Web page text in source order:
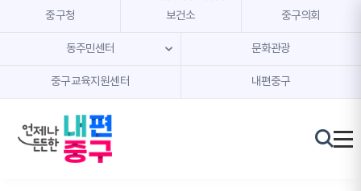
본문 내용 바로가기
주메뉴 바로가기
중구청 보건소 중구의회
동주민센터 문화관광
중구교육지원센터 내편중구